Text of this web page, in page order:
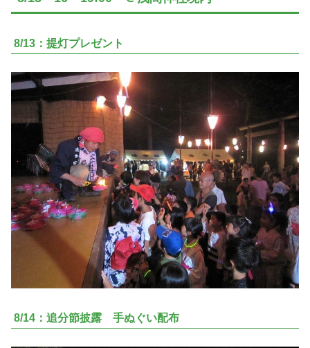
8/13：提灯プレゼント
8/14：追分節披露 手ぬぐい配布